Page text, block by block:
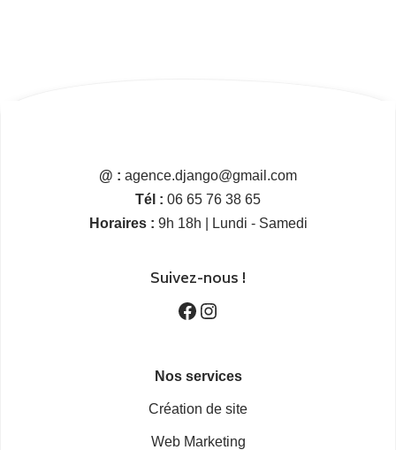
@ : agence.django@gmail.com
Tél : 06 65 76 38 65
Horaires : 9h 18h | Lundi - Samedi
Suivez-nous !
Nos services
Création de site
Web Marketing